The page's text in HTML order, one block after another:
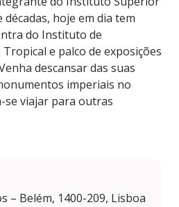
hoje em dia tem
do Instituto de
e palco de exposições
descansar das suas
imperiais no
se viajar para outras
– Belém, 1400-209, Lisboa